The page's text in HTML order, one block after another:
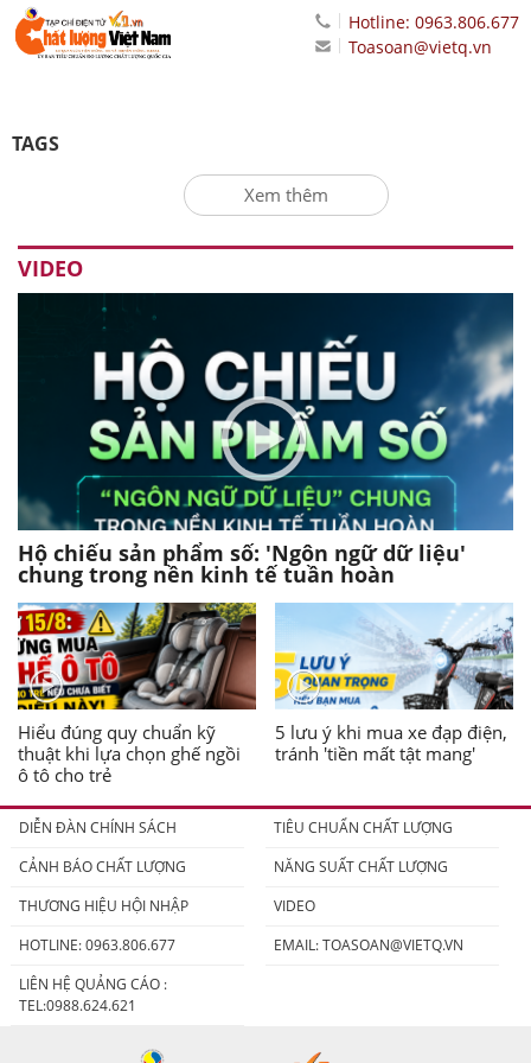
Hotline: 0963.806.677
Toasoan@vietq.vn
TAGS
Xem thêm
VIDEO
Hộ chiếu sản phẩm số: 'Ngôn ngữ dữ liệu'
chung trong nền kinh tế tuần hoàn
Hiểu đúng quy chuẩn kỹ
thuật khi lựa chọn ghế ngồi
ô tô cho trẻ
5 lưu ý khi mua xe đạp điện,
tránh 'tiền mất tật mang'
DIỄN ĐÀN CHÍNH SÁCH
TIÊU CHUẨN CHẤT LƯỢNG
CẢNH BÁO CHẤT LƯỢNG
NĂNG SUẤT CHẤT LƯỢNG
THƯƠNG HIỆU HỘI NHẬP
VIDEO
HOTLINE: 0963.806.677
EMAIL:TOASOAN@VIETQ.VN
LIÊN HỆ QUẢNG CÁO :
TEL:0988.624.621